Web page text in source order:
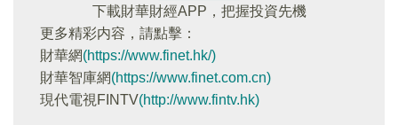
下載財華財經APP，把握投資先機
更多精彩内容，請點擊：
財華網(https://www.finet.hk/)
財華智庫網(https://www.finet.com.cn)
現代電視FINTV(http://www.fintv.hk)